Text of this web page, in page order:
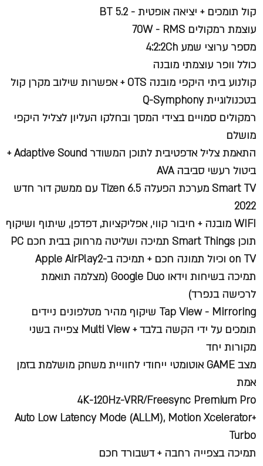
קול תומכים + יציאה אופטית - BT 5.2
עוצמת רמקולים 70W - RMS
מספר ערוצי שמע 4:2:2Ch
כולל וופר עוצמתי מובנה
קולנוע ביתי היקפי מובנה OTS + אפשרות שילוב מקרן קול
בטכנולוגיית Q-Symphony
רמקולים סמויים בצידי המסך ובחלקו העליון לצליל היקפי
מושלם
התאמת צליל אדפטיבית לתוכן המשודר Adaptive Sound +
ביטול רעשי סביבה AVA
Smart TV מערכת הפעלה 6.5 Tizen עם ממשק דור חדש
2022
WIFI מובנה + חיבור קווי, אפליקציות, דפדפן, שיתוף ושיקוף
תוכן Smart Things תמיכה ושליטה מרחוק בבית חכם PC
on TV וכיול תמונה חכם + תמיכה ב-Apple AirPlay2
תמיכה בשיחות וידאו Google Duo (מצלמה תואמת
לרכישה בנפרד)
Tap View - Mirroring שיקוף מהיר מטלפונים ניידים
תומכים על ידי הקשה בלבד + Multi View צפייה בשני
מקורות יחד
מצב GAME אוטומטי ייחודי לחוויית משחק מושלמת בזמן
אמת
4K-120Hz-VRR/Freesync Premium Pro
+Auto Low Latency Mode (ALLM), Motion Xcelerator
Turbo
תמיכה בצפייה רחבה + דשבורד חכם